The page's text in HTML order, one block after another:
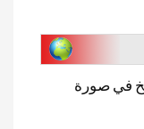
في صورة